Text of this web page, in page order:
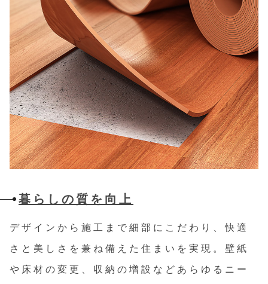
暮らしの質を向上
デザインから施工まで細部にこだわり、快適
さと美しさを兼ね備えた住まいを実現。壁紙
や床材の変更、収納の増設などあらゆるニー